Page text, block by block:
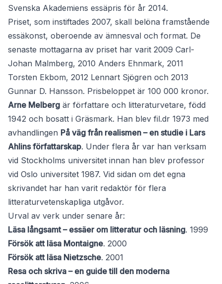
Svenska Akademiens essäpris för år 2014.
Priset, som instiftades 2007, skall belöna framstående
essäkonst, oberoende av ämnesval och format. De
senaste mottagarna av priset har varit 2009 Carl-
Johan Malmberg, 2010 Anders Ehnmark, 2011
Torsten Ekbom, 2012 Lennart Sjögren och 2013
Gunnar D. Hansson. Prisbeloppet är 100 000 kronor.
Arne Melberg är författare och litteraturvetare, född
1942 och bosatt i Gräsmark. Han blev fil.dr 1973 med
avhandlingen På väg från realismen – en studie i Lars
Ahlins författarskap. Under flera år var han verksam
vid Stockholms universitet innan han blev professor
vid Oslo universitet 1987. Vid sidan om det egna
skrivandet har han varit redaktör för flera
litteraturvetenskapliga utgåvor.
Urval av verk under senare år:
Läsa långsamt – essäer om litteratur och läsning. 1999
Försök att läsa Montaigne. 2000
Försök att läsa Nietzsche. 2001
Resa och skriva – en guide till den moderna